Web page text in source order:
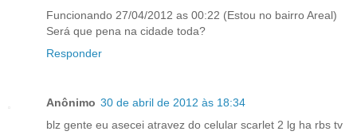
Funcionando 27/04/2012 as 00:22 (Estou no bairro Areal)
Será que pena na cidade toda?
Responder
Anônimo 30 de abril de 2012 às 18:34
blz gente eu asecei atravez do celular scarlet 2 lg ha rbs tv